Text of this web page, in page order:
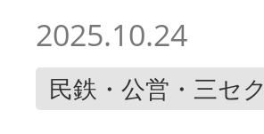
2025.10.24
民鉄・公営・三セク